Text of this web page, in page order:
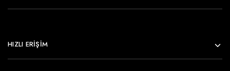
HIZLI ERİŞİM